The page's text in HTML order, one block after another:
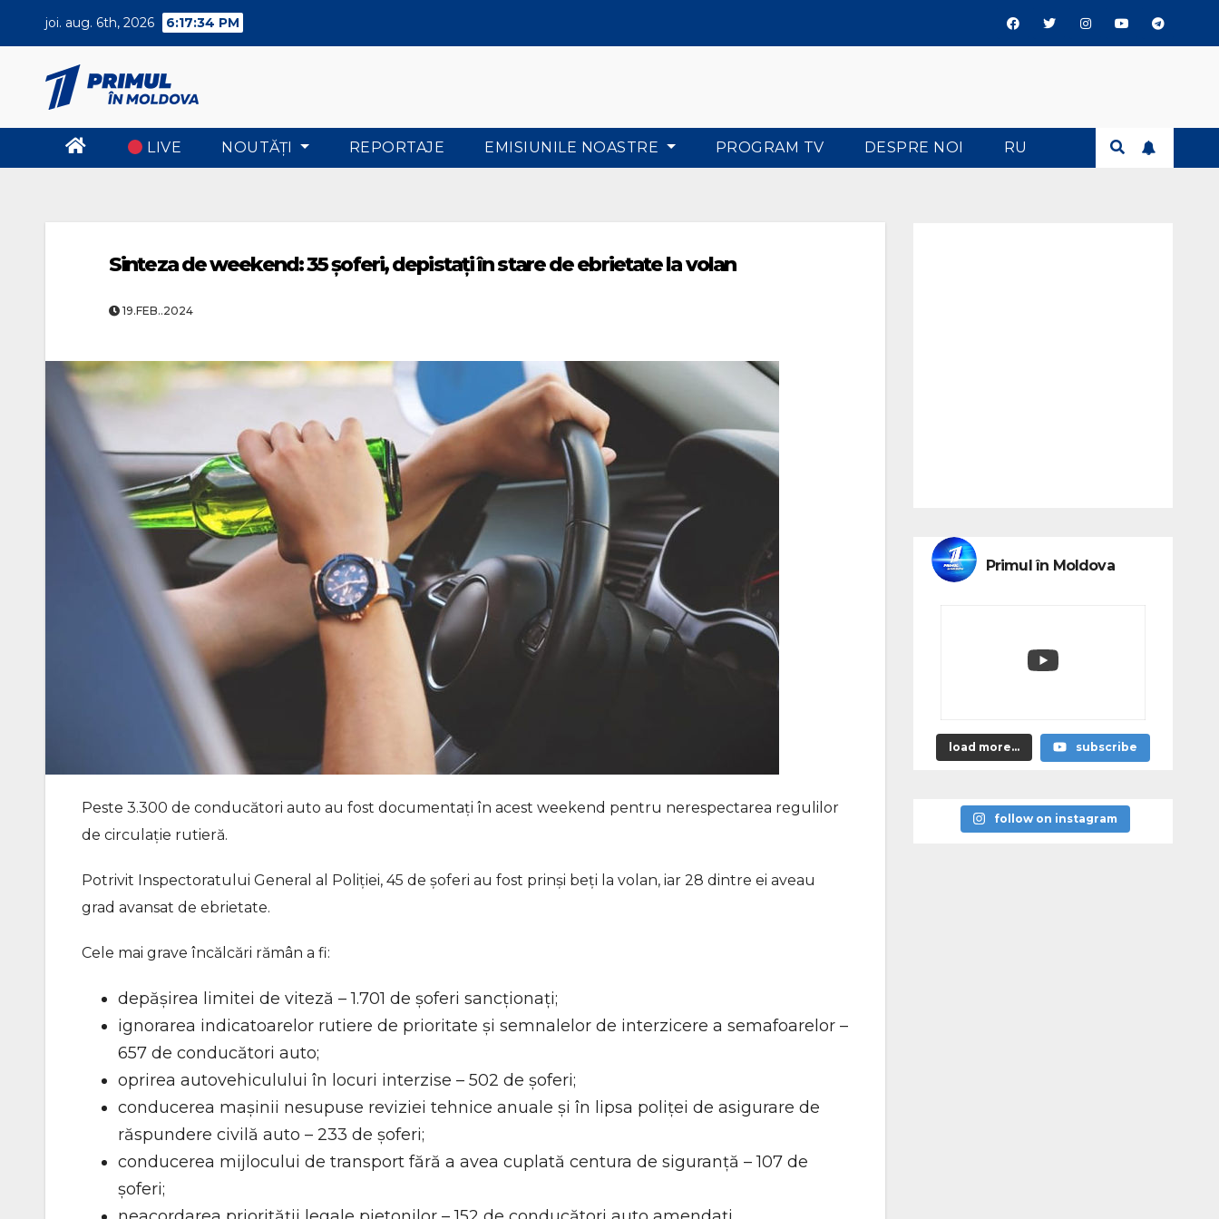
joi. aug. 6th, 2026 6:17:34 PM
LIVE NOUTĂŢI REPORTAJE EMISIUNILE NOASTRE PROGRAM TV DESPRE NOI RU
Sinteza de weekend: 35 șoferi, depistați în stare de ebrietate la volan
19.FEB..2024
Peste 3.300 de conducători auto au fost documentați în acest weekend pentru nerespectarea regulilor
de circulație rutieră.
Potrivit Inspectoratului General al Poliției, 45 de șoferi au fost prinși beți la volan, iar 28 dintre ei aveau
grad avansat de ebrietate.
Cele mai grave încălcări rămân a fi:
depășirea limitei de viteză – 1.701 de șoferi sancționați;
ignorarea indicatoarelor rutiere de prioritate și semnalelor de interzicere a semafoarelor –
657 de conducători auto;
oprirea autovehiculului în locuri interzise – 502 de șoferi;
conducerea mașinii nesupuse reviziei tehnice anuale și în lipsa poliței de asigurare de
răspundere civilă auto – 233 de șoferi;
conducerea mijlocului de transport fără a avea cuplată centura de siguranță – 107 de
șoferi;
Primul în Moldova
load more... subscribe
follow on instagram